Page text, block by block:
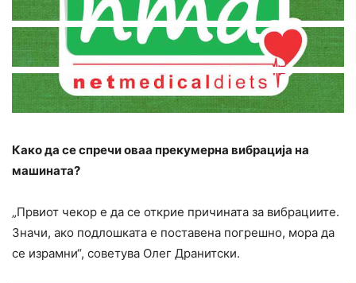
Како да се спречи оваа прекумерна вибрација на
машината?
„Првиот чекор е да се открие причината за вибрациите.
Значи, ако подлошката е поставена погрешно, мора да
се израмни“, советува Олег Дранитски.